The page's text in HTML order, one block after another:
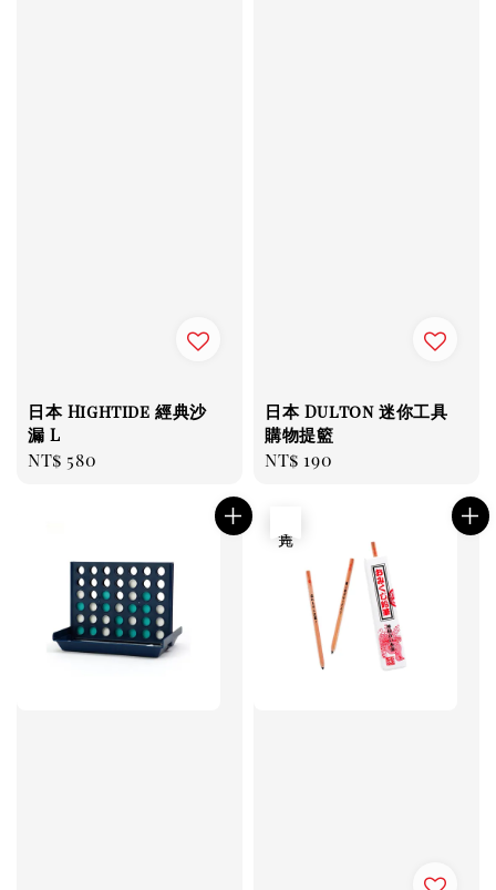
日本 Hightide 經典沙
漏 L
Regular
NT$ 580
日本 Dulton 迷你工具
購物提籃
Regular
NT$ 190